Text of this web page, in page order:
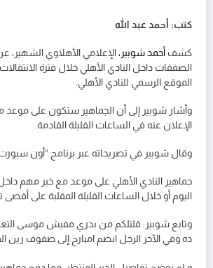
كتب: أحمد عبد الله
كشف أحمد شوبير، الإعلامي الأهلاوي الشهير،
الصفقات داخل النادي الأهلي خلال فترة
الموقع الرسمي للنادي الأهلي.
وأشار شوبير إلى أن الجماهير ستكون على موعد
الإعلان عنه في الساعات القليلة القادمة.
وقال شوبير في تصريحاته عبر برنامج “أون
جماهير النادي الأهلي على موعد مع خبر مهم
اليوم أو خلال الساعات القليلة المقلبة على أقصى
وتابع شوبير: قلتلكم من بدري مفيش موسى
ده وفي الآخر الرجل انضم امبارح إلى صفوف رين